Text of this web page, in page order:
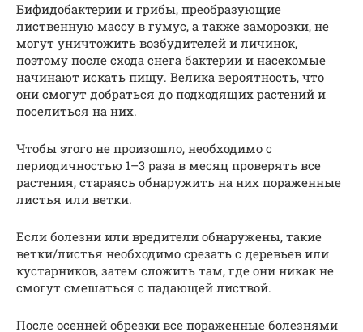
Бифидобактерии и грибы, преобразующие
лиственную массу в гумус, а также заморозки, не
могут уничтожить возбудителей и личинок,
поэтому после схода снега бактерии и насекомые
начинают искать пищу. Велика вероятность, что
они смогут добраться до подходящих растений и
поселиться на них.
Чтобы этого не произошло, необходимо с
периодичностью 1–3 раза в месяц проверять все
растения, стараясь обнаружить на них пораженные
листья или ветки.
Если болезни или вредители обнаружены, такие
ветки/листья необходимо срезать с деревьев или
кустарников, затем сложить там, где они никак не
смогут смешаться с падающей листвой.
После осенней обрезки все пораженные болезнями